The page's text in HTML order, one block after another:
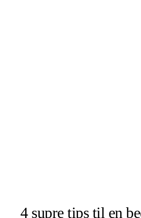
4 supre tips til en